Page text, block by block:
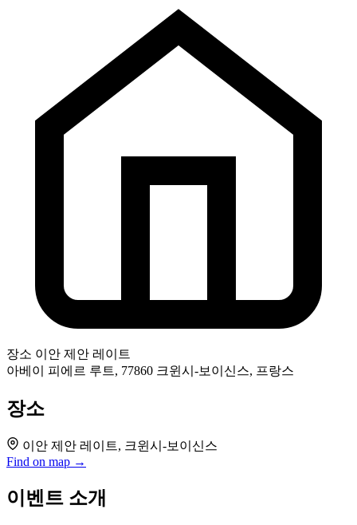
장소 이안 제안 레이트
아베이 피에르 루트, 77860 크윈시-보이신스, 프랑스
장소
이안 제안 레이트, 크윈시-보이신스
Find on map →
이벤트 소개